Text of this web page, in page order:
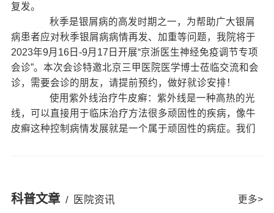
复发。
秋季是银屑病的高发时期之一，为帮助广大银屑
病患者应对秋季银屑病病情再发、加重等问题，我院将于
2023年9月16日-9月17日开展“京浙医生神经免疫调节专项
会诊”。本次会诊特邀北京三甲医院医学博士莅临交流和会
诊，需要会诊的朋友，请提前预约，做好就诊安排！
使用紫外线治疗牛皮癣：紫外线是一种高热的光
线，可以直接用于临床治疗方法很多顽固性的疾病，像牛
皮癣这种控制病情发展就是一个属于顽固性的病症。我们
皮癣根部的皮肤管理组织的病原菌，进行企业整体的杀
死，并通过分析我们的淋巴细胞系统能够排出体外，从而
科普文章 / 医院资讯 更多>